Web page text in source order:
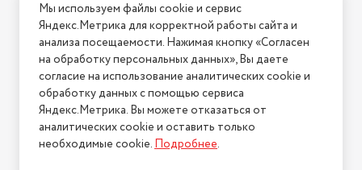
Условия возврата
Нашли ошибку на сайте? Напишите нам
2026 © Интернет-магазин "АстМаркет". У нас есть всё!
Политика конфиденциальности
Мы используем файлы cookie и сервис
Яндекс.Метрика для корректной работы сайта и
анализа посещаемости. Нажимая кнопку «Согласен
на обработку персональных данных», Вы даете
согласие на использование аналитических cookie и
обработку данных с помощью сервиса
Яндекс.Метрика. Вы можете отказаться от
аналитических cookie и оставить только
необходимые cookie.Подробнее.